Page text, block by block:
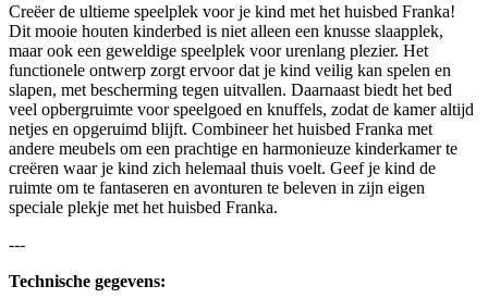
Creëer de ultieme speelplek voor je kind met het huisbed Franka!
Dit mooie houten kinderbed is niet alleen een knusse slaapplek,
maar ook een geweldige speelplek voor urenlang plezier. Het
functionele ontwerp zorgt ervoor dat je kind veilig kan spelen en
slapen, met bescherming tegen uitvallen. Daarnaast biedt het bed
veel opbergruimte voor speelgoed en knuffels, zodat de kamer altijd
netjes en opgeruimd blijft. Combineer het huisbed Franka met
andere meubels om een prachtige en harmonieuze kinderkamer te
creëren waar je kind zich helemaal thuis voelt. Geef je kind de
ruimte om te fantaseren en avonturen te beleven in zijn eigen
speciale plekje met het huisbed Franka.
---
Technische gegevens: